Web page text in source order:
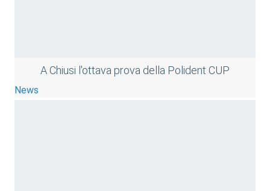
A Chiusi l'ottava prova della Polident CUP
News